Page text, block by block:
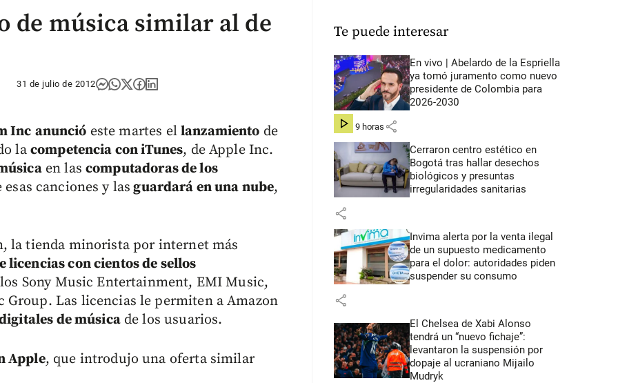
de música similar al de
31 de julio de 2012
Inc anunció este martes el lanzamiento de
la competencia con iTunes, de Apple Inc.
en las computadoras de los
esas canciones y las guardará en una nube,
la tienda minorista por internet más
licencias con cientos de sellos
Sony Music Entertainment, EMI Music,
Las licencias le permiten a Amazon
de músicade los usuarios.
Apple, que introdujo una oferta similar
Te puede interesar
En vivo | Abelardo de la Espriella
ya tomó juramento como nuevo
presidente de Colombia para
2026-2030
hace 9 horas share
Cerraron centro estético en
Bogotá tras hallar desechos
biológicos y presuntas
irregularidades sanitarias
share
Invima alerta por la venta ilegal
de un supuesto medicamento
para el dolor: autoridades piden
suspender su consumo
share
El Chelsea de Xabi Alonso
tendrá un “nuevo fichaje”:
levantaron la suspensión por
dopaje al ucraniano Mijailo
Mudryk